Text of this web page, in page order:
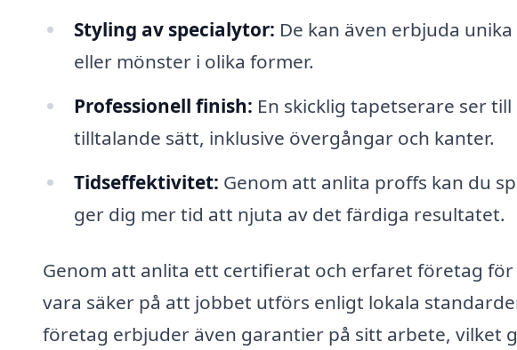
Styling av specialytor: De kan även erbjuda
eller mönster i olika former.
Professionell finish: En skicklig tapetserare ser
tilltalande sätt, inklusive övergångar och kanter.
Tidseffektivitet: Genom att anlita proffs kan du
ger dig mer tid att njuta av det färdiga resultatet.
Genom att anlita ett certifierat och erfaret företag för
vara säker på att jobbet utförs enligt lokala
företag erbjuder även garantier på sitt arbete, vilket